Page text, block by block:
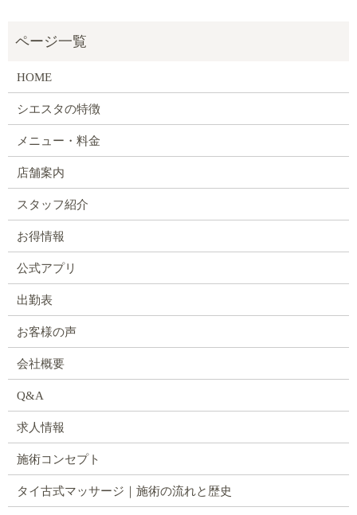
HOME
シエスタの特徴
メニュー・料金
店舗案内
スタッフ紹介
お得情報
公式アプリ
出勤表
お客様の声
会社概要
Q&A
求人情報
施術コンセプト
タイ古式マッサージ｜施術の流れと歴史